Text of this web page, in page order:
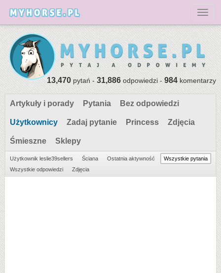
13,470pytań -31,886odpowiedzi -984komentarzy
Artykuły i porady Pytania Bez odpowiedzi
Użytkownicy Zadaj pytanie Princess Zdjęcia
Śmieszne Sklepy
Użytkownik leslie39sellers Ściana Ostatnia aktywność
Wszystkie pytania
Wszystkie odpowiedzi
Zdjęcia